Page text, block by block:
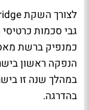
גבי סכמות
כמנפיק ברשת
במהלך שנה זו
בהדרגה.